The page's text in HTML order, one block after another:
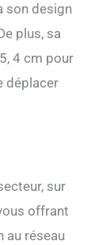
son design
plus, sa
4 cm pour
déplacer
sur
offrant
au réseau